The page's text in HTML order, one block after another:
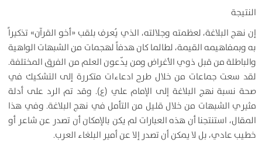
النتيجة
إن نهج البلاغة، لعظمته وجلالته، الذي يُعرف بلقب «أخو القرآن» تذكيراً
به وبمفاهيمه القيمة، لطالما كان هدفاً لهجمات من الشبهات الواهية
والباطلة من قبل ذوي الأغراض ومن يدّعون العلم من الفرق المختلفة.
لقد سعت جماعات من خلال طرح ادعاءات متكررة إلى التشكيك في
صحة نسبة نهج البلاغة إلى الإمام علي (ع). وقد تم الرد على أدلة
مثيري الشبهات من خلال قليل من التأمل في نهج البلاغة. وفي هذا
المقال، استنتجنا أن هذه العبارات لم يكن بالإمكان أن تصدر عن شاعر أو
خطيب عادي، بل لا يمكن أن تصدر إلا عن أمير البلغاء العرب.